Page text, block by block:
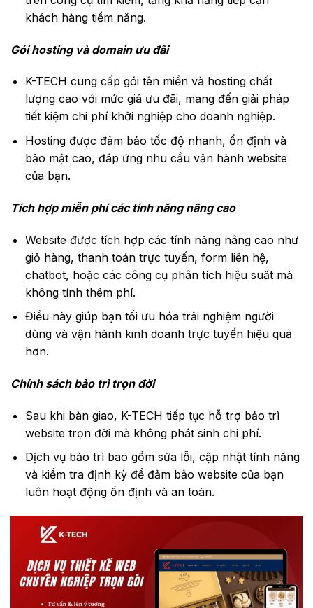
khách hàng tiềm năng.
Gói hosting và domain ưu đãi
K-TECH cung cấp gói tên miền và hosting chất
lượng cao với mức giá ưu đãi, mang đến giải pháp
tiết kiệm chi phí khởi nghiệp cho doanh nghiệp.
Hosting được đảm bảo tốc độ nhanh, ổn định và
bảo mật cao, đáp ứng nhu cầu vận hành website
của bạn.
Tích hợp miễn phí các tính năng nâng cao
Website được tích hợp các tính năng nâng cao như
giỏ hàng, thanh toán trực tuyến, form liên hệ,
chatbot, hoặc các công cụ phân tích hiệu suất mà
không tính thêm phí.
Điều này giúp bạn tối ưu hóa trải nghiệm người
dùng và vận hành kinh doanh trực tuyến hiệu quả
hơn.
Chính sách bảo trì trọn đời
Sau khi bàn giao, K-TECH tiếp tục hỗ trợ bảo trì
website trọn đời mà không phát sinh chi phí.
Dịch vụ bảo trì bao gồm sửa lỗi, cập nhật tính năng
và kiểm tra định kỳ để đảm bảo website của bạn
luôn hoạt động ổn định và an toàn.